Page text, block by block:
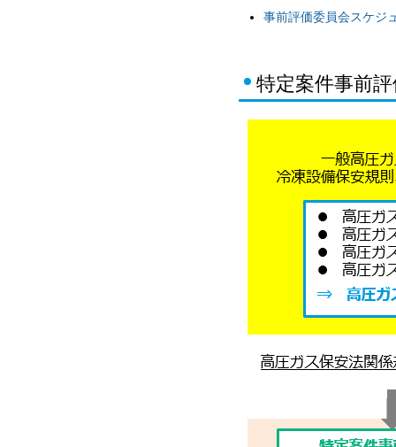
事前評価委員会スケジ
特定案件事前